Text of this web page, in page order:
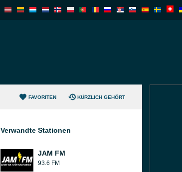
FAVORITEN KÜRZLICH GEHÖRT
Verwandte Stationen
JAM FM
93.6 FM